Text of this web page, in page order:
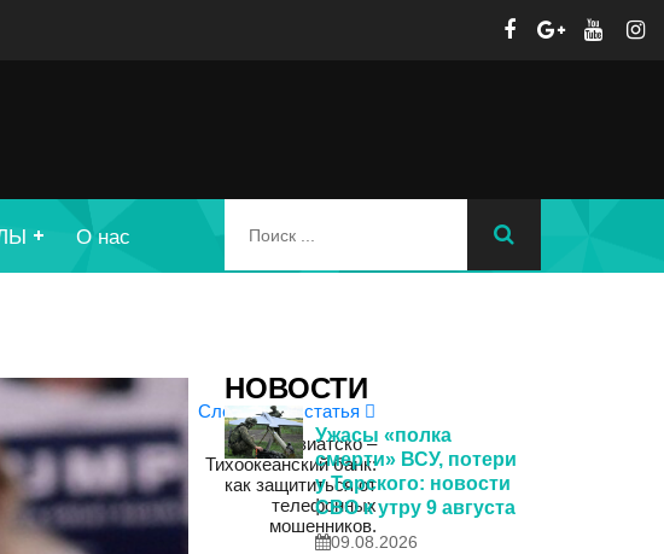
О нас
Следующая статья
Азиатско –
Тихоокеанский банк:
как защититься от
телефонных
мошенников.
НОВОСТИ
Ужасы «полка
смерти» ВСУ, потери
у Торского: новости
СВО к утру 9 августа
09.08.2026